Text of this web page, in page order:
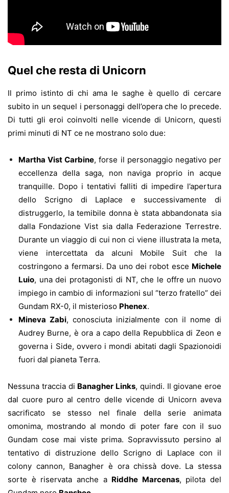
Quel che resta di Unicorn
Il primo istinto di chi ama le saghe è quello di cercare
subito in un sequel i personaggi dell’opera che lo precede.
Di tutti gli eroi coinvolti nelle vicende di Unicorn, questi
primi minuti di NT ce ne mostrano solo due:
Martha Vist Carbine, forse il personaggio negativo per
eccellenza della saga, non naviga proprio in acque
tranquille. Dopo i tentativi falliti di impedire l’apertura
dello Scrigno di Laplace e successivamente di
distruggerlo, la temibile donna è stata abbandonata sia
dalla Fondazione Vist sia dalla Federazione Terrestre.
Durante un viaggio di cui non ci viene illustrata la meta,
viene intercettata da alcuni Mobile Suit che la
costringono a fermarsi. Da uno dei robot esce Michele
Luio, una dei protagonisti di NT, che le offre un nuovo
impiego in cambio di informazioni sul “terzo fratello” dei
Gundam RX-0, il misterioso Phenex.
Mineva Zabi, conosciuta inizialmente con il nome di
Audrey Burne, è ora a capo della Repubblica di Zeon e
governa i Side, ovvero i mondi abitati dagli Spazionoidi
fuori dal pianeta Terra.
Nessuna traccia di Banagher Links, quindi. Il giovane eroe
dal cuore puro al centro delle vicende di Unicorn aveva
sacrificato se stesso nel finale della serie animata
omonima, mostrando al mondo di poter fare con il suo
Gundam cose mai viste prima. Sopravvissuto persino al
tentativo di distruzione dello Scrigno di Laplace con il
colony cannon, Banagher è ora chissà dove. La stessa
sorte è riservata anche a Riddhe Marcenas, pilota del